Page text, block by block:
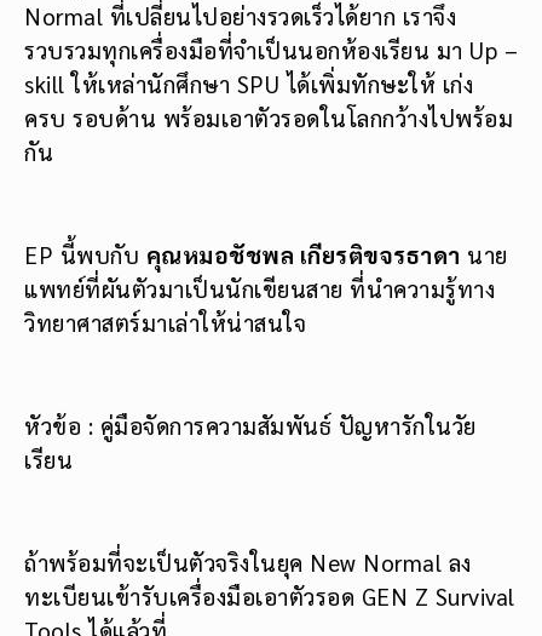
Normal ที่เปลี่ยนไปอย่างรวดเร็วได้ยาก เราจึง
รวบรวมทุกเครื่องมือที่จำเป็นนอกห้องเรียน มา Up –
skill ให้เหล่านักศึกษา SPU ได้เพิ่มทักษะให้ เก่ง
ครบ รอบด้าน พร้อมเอาตัวรอดในโลกกว้างไปพร้อม
กัน
EP นี้พบกับ คุณหมอชัชพล เกียรติขจรธาดา นาย
แพทย์ที่ผันตัวมาเป็นนักเขียนสาย ที่นำความรู้ทาง
วิทยาศาสตร์มาเล่าให้น่าสนใจ
หัวข้อ : คู่มือจัดการความสัมพันธ์ ปัญหารักในวัย
เรียน
ถ้าพร้อมที่จะเป็นตัวจริงในยุค New Normal ลง
ทะเบียนเข้ารับเครื่องมือเอาตัวรอด GEN Z Survival
Tools ได้แล้วที่